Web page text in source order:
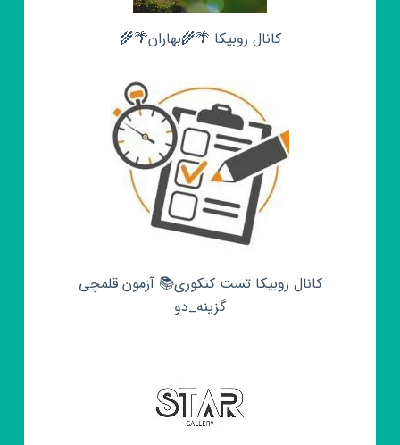
کانال روبیکا 🌴🌾بهاران🌴🌾
کانال روبیکا تست کنکوری📚 آزمون قلمچی‌‌
گزینه_دو